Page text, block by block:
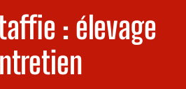
: élevage